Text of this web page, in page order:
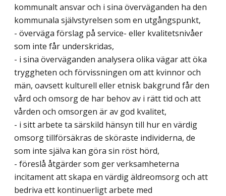
kommunalt ansvar och i sina överväganden ha den
kommunala självstyrelsen som en utgångspunkt,
- överväga förslag på service- eller kvalitetsnivåer
som inte får underskridas,
- i sina överväganden analysera olika vägar att öka
tryggheten och förvissningen om att kvinnor och
män, oavsett kulturell eller etnisk bakgrund får den
vård och omsorg de har behov av i rätt tid och att
vården och omsorgen är av god kvalitet,
- i sitt arbete ta särskild hänsyn till hur en värdig
omsorg tillförsäkras de sköraste individerna, de
som inte själva kan göra sin röst hörd,
- föreslå åtgärder som ger verksamheterna
incitament att skapa en värdig äldreomsorg och att
bedriva ett kontinuerligt arbete med